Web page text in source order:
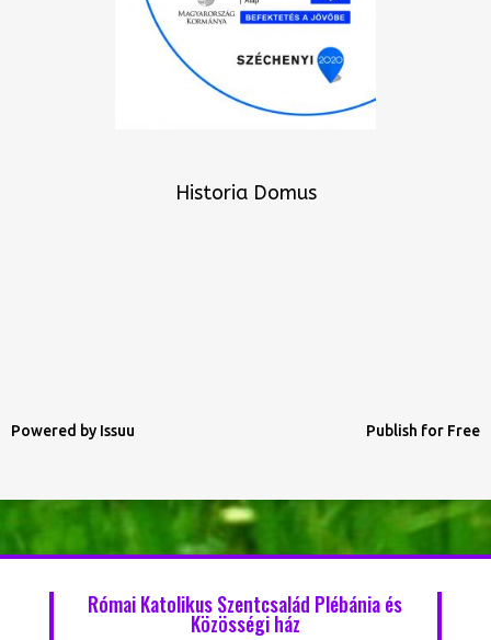
Historia Domus
Powered by Issuu Publish for Free
Római Katolikus Szentcsalád Plébánia és
Közösségi ház